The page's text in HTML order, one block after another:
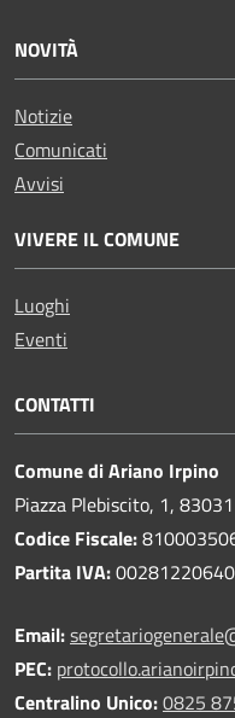
NOVITÀ
Notizie
Comunicati
Avvisi
VIVERE IL COMUNE
Luoghi
Eventi
CONTATTI
Comune di Ariano Irpino
Piazza Plebiscito, 1,
Codice Fiscale:
Partita IVA:00281220640
Email:
PEC:
Centralino Unico:0825